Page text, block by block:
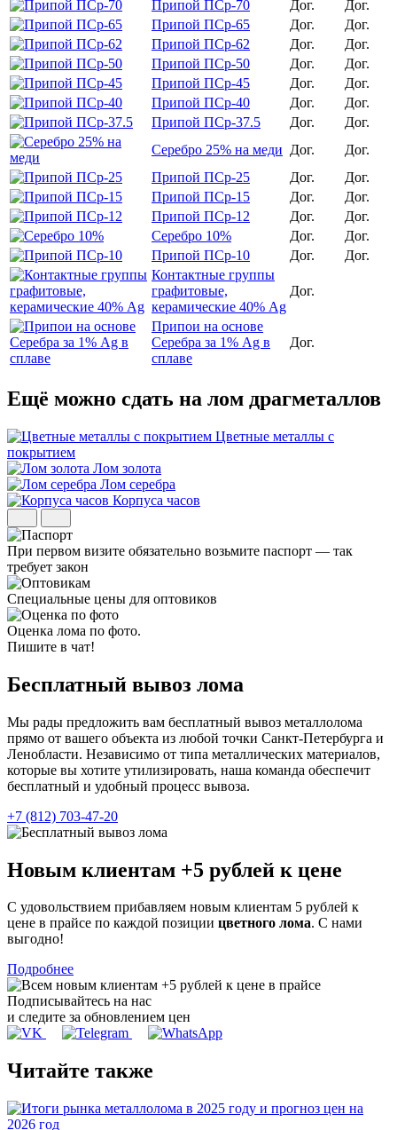
Припой ПСр-70 Дог.
Дог.
Припой ПСр-65
Дог.
Дог.
Припой ПСр-62
Дог.
Дог.
Припой ПСр-50
Дог.
Дог.
Припой ПСр-45
Дог.
Дог.
Припой ПСр-40
Дог.
Дог.
Припой ПСр-37.5
Дог.
Дог.
Серебро 25% на меди Дог.
Дог.
Припой ПСр-25
Дог.
Дог.
Припой ПСр-15
Дог.
Дог.
Припой ПСр-12
Дог.
Дог.
Серебро 10%
Дог.
Дог.
Припой ПСр-10
Дог.
Дог.
Контактные группы
графитовые,
керамические 40% Ag
Дог.
Припои на основе
Серебра за 1% Ag в
сплаве
Дог.
Ещё можно сдать на лом драгметаллов
Цветные металлы с
покрытием
Лом золота
Лом серебра
Корпуса часов
При первом визите обязательно возьмите паспорт — так
требует закон
Специальные цены для оптовиков
Оценка лома по фото.
Пишите в чат!
Бесплатный вывоз лома
Мы рады предложить вам бесплатный вывоз металлолома
прямо от вашего объекта из любой точки Санкт-Петербурга и
Ленобласти. Независимо от типа металлических материалов,
которые вы хотите утилизировать, наша команда обеспечит
бесплатный и удобный процесс вывоза.
+7 (812) 703-47-20
Новым клиентам +5 рублей к цене
С удовольствием прибавляем новым клиентам 5 рублей к
цене в прайсе по каждой позиции цветного лома. С нами
выгодно!
Подробнее
Подписывайтесь на нас
и следите за обновлением цен
Читайте также